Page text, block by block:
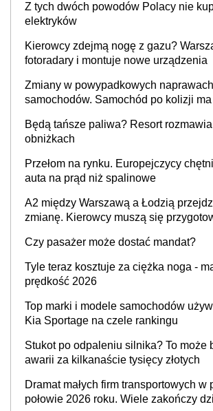
Z tych dwóch powodów Polacy nie
elektryków
Kierowcy zdejmą nogę z gazu?
fotoradary i montuje nowe urządzenia
Zmiany w powypadkowych naprawach
samochodów. Samochód po kolizji
producenta
Będą tańsze paliwa? Resort
obniżkach
Przełom na rynku. Europejczycy
auta na prąd niż spalinowe
A2 między Warszawą a Łodzią
zmianę. Kierowcy muszą się
Czy pasażer może dostać mandat?
Tyle teraz kosztuje za ciężka noga -
prędkość 2026
Top marki i modele samochodów
Kia Sportage na czele rankingu
Stukot po odpaleniu silnika? To może
awarii za kilkanaście tysięcy złotych
Dramat małych firm transportowych w
połowie 2026 roku. Wiele zakończy